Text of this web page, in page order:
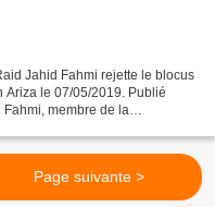
Jahid Fahmi rejette le blocus
Ariza le 07/05/2019. Publié
membre de la
Page suivante >